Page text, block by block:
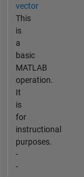
vector
This
is
a
basic
MATLAB
operation.
It
is
for
instructional
purposes.
-
-